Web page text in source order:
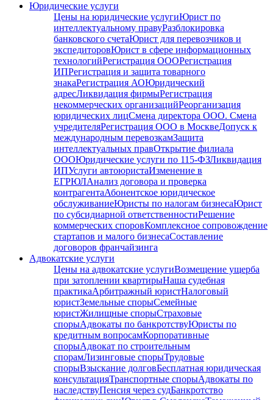
Юридические услуги
Цены на юридические услугиЮрист по
интеллектуальному правуРазблокировка
банковского счетаЮрист для перевозчиков и
экспедиторовЮрист в сфере информационных
технологийРегистрация ОООРегистрация
ИПРегистрация и защита товарного
знакаРегистрация АОЮридический
адресЛиквидация фирмыРегистрация
некоммерческих организацийРеорганизация
юридических лицСмена директора ООО. Смена
учредителяРегистрация ООО в МосквеДопуск к
международным перевозкамЗащита
интеллектуальных правОткрытие филиала
ОООЮридические услуги по 115-ФЗЛиквидация
ИПУслуги автоюристаИзменение в
ЕГРЮЛАнализ договора и проверка
контрагентаАбонентское юридическое
обслуживаниеЮристы по налогам бизнесаЮрист
по субсидиарной ответственностиРешение
коммерческих споровКомплексное сопровождение
стартапов и малого бизнесаСоставление
договоров франчайзинга
Адвокатские услуги
Цены на адвокатские услугиВозмещение ущерба
при затоплении квартирыНаша судебная
практикаАрбитражный юристНалоговый
юристЗемельные спорыСемейные
юристЖилищные спорыСтраховые
спорыАдвокаты по банкротствуЮристы по
кредитным вопросамКорпоративные
спорыАдвокат по строительным
спорамЛизинговые спорыТрудовые
спорыВзыскание долговБесплатная юридическая
консультацияТранспортные спорыАдвокаты по
наследствуПенсия через судБанкротство